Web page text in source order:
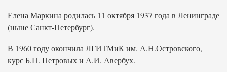
Елена Маркина родилась 11 октября 1937 года в Ленинграде
(ныне Санкт-Петербург).
В 1960 году окончила ЛГИТМиК им. А.Н.Островского,
курс Б.П. Петровых и А.И. Авербух.